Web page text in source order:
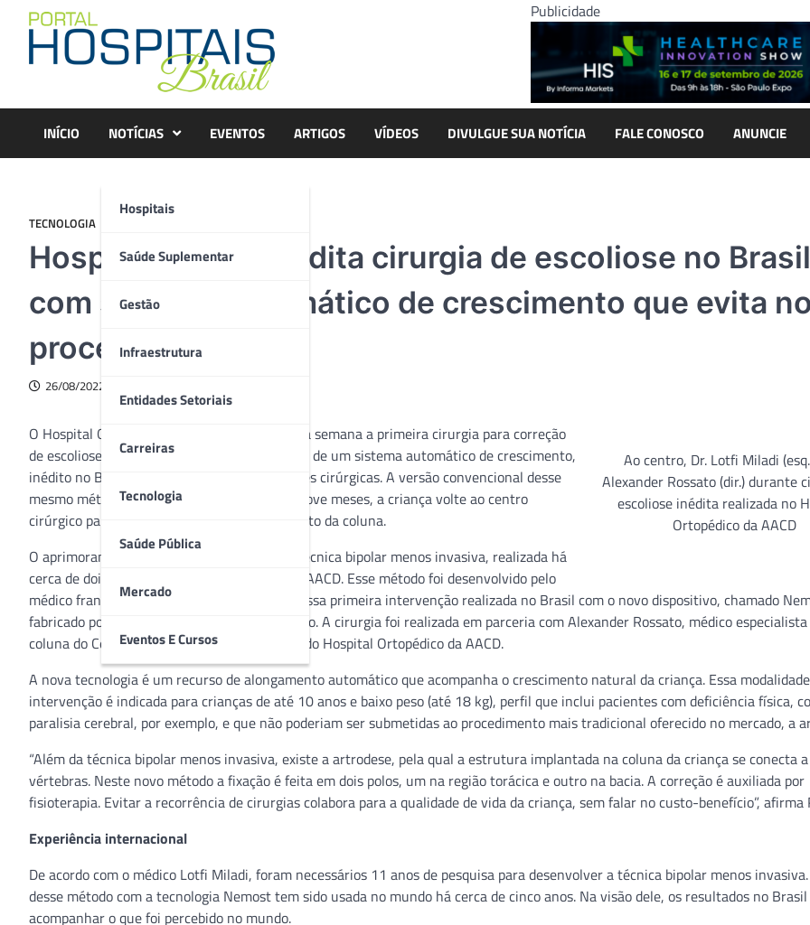
content
Publicidade
INÍCIO NOTÍCIAS
Hospitais
Saúde Suplementar
Gestão
Infraestrutura
Entidades Setoriais
Carreiras
Tecnologia
Saúde Pública
Mercado
Eventos E Cursos
EVENTOS ARTIGOS VÍDEOS DIVULGUE SUA NOTÍCIA FALE CONOSCO ANUNCIE
TECNOLOGIA
Hospital realiza inédita cirurgia de escoliose no
com sistema automático de crescimento que evita
procedimentos
26/08/2022
Ao centro, Dr. Lotfi Miladi
Alexander Rossato (dir.) durante
escoliose inédita realizada no
Ortopédico da AACD
O Hospital Ortopédico da AACD realizou nesta semana a primeira cirurgia para correção
de escoliose de início precoce com a utilização de um sistema automático de crescimento,
inédito no Brasil, que evita novas intervenções cirúrgicas. A versão convencional desse
mesmo método exige que, em média a cada nove meses, a criança volte ao centro
cirúrgico para que seja realizado o alongamento da coluna.
O aprimoramento tecnológico se dá sobre a técnica bipolar menos invasiva, realizada há
cerca de dois anos no Hospital Ortopédico da AACD. Esse método foi desenvolvido pelo
médico francês Lotfi Miladi, que participou dessa primeira intervenção realizada no Brasil com o novo dispositivo, chamado
fabricado por apenas duas empresas no mundo. A cirurgia foi realizada em parceria com Alexander Rossato, médico
coluna do Centro de Excelência em Escoliose do Hospital Ortopédico da AACD.
A nova tecnologia é um recurso de alongamento automático que acompanha o crescimento natural da criança. Essa
intervenção é indicada para crianças de até 10 anos e baixo peso (até 18 kg), perfil que inclui pacientes com deficiência física,
paralisia cerebral, por exemplo, e que não poderiam ser submetidas ao procedimento mais tradicional oferecido no mercado, a
“Além da técnica bipolar menos invasiva, existe a artrodese, pela qual a estrutura implantada na coluna da criança se conecta
vértebras. Neste novo método a fixação é feita em dois polos, um na região torácica e outro na bacia. A correção é auxiliada por
fisioterapia. Evitar a recorrência de cirurgias colabora para a qualidade de vida da criança, sem falar no custo-benefício”, afirma
Experiência internacional
De acordo com o médico Lotfi Miladi, foram necessários 11 anos de pesquisa para desenvolver a técnica bipolar menos
desse método com a tecnologia Nemost tem sido usada no mundo há cerca de cinco anos. Na visão dele, os resultados no
acompanhar o que foi percebido no mundo.